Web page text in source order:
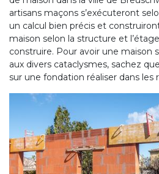
artisans maçons s’exécuteront
un calcul bien précis et
maison selon la structure et
construire. Pour avoir une maison
aux divers cataclysmes, sachez
sur une fondation réaliser dans les